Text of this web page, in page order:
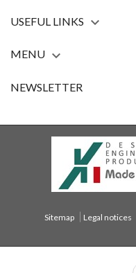
USEFUL LINKS 
MENU 
NEWSLETTER
Sitemap Legal notices